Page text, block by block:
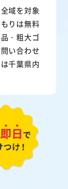
域を対象
りは無料
・粗大ゴ
い合わせ
千葉県内